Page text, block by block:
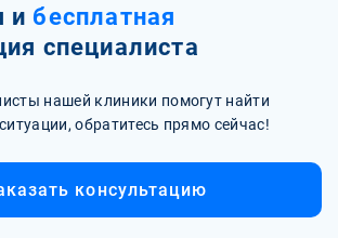
и бесплатная
специалиста
нашей клиники помогут найти
обратитесь прямо сейчас!
консультацию